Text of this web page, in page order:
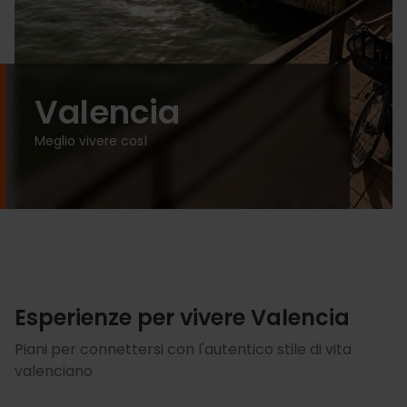
Valencia
Meglio vivere così
Esperienze per vivere Valencia
Piani per connettersi con l'autentico stile di vita
valenciano